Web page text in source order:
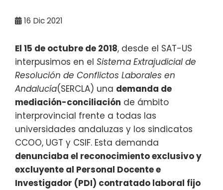
16 Dic 2021
El 15 de octubre de 2018, desde el SAT-US
interpusimos en el Sistema Extrajudicial de
Resolución de Conflictos Laborales en
Andalucía(SERCLA) una demanda de
mediación-conciliación de ámbito
interprovincial frente a todas las
universidades andaluzas y los sindicatos
CCOO, UGT y CSIF. Esta demanda
denunciaba el reconocimiento exclusivo y
excluyente al Personal Docente e
Investigador (PDI) contratado laboral fijo